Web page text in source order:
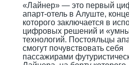
«Лайнер» — это первый
апарт-отель в Алуште,
которого заключается в
цифровых решений и
технологий. Постояльцы
смогут почувствовать себя
пассажирами